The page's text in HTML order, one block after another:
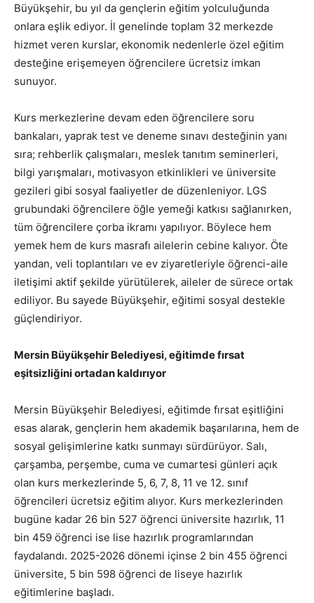
Büyükşehir, bu yıl da gençlerin eğitim yolculuğunda
onlara eşlik ediyor. İl genelinde toplam 32 merkezde
hizmet veren kurslar, ekonomik nedenlerle özel eğitim
desteğine erişemeyen öğrencilere ücretsiz imkan
sunuyor.
Kurs merkezlerine devam eden öğrencilere soru
bankaları, yaprak test ve deneme sınavı desteğinin yanı
sıra; rehberlik çalışmaları, meslek tanıtım seminerleri,
bilgi yarışmaları, motivasyon etkinlikleri ve üniversite
gezileri gibi sosyal faaliyetler de düzenleniyor. LGS
grubundaki öğrencilere öğle yemeği katkısı sağlanırken,
tüm öğrencilere çorba ikramı yapılıyor. Böylece hem
yemek hem de kurs masrafı ailelerin cebine kalıyor. Öte
yandan, veli toplantıları ve ev ziyaretleriyle öğrenci-aile
iletişimi aktif şekilde yürütülerek, aileler de sürece ortak
ediliyor. Bu sayede Büyükşehir, eğitimi sosyal destekle
güçlendiriyor.
Mersin Büyükşehir Belediyesi, eğitimde fırsat
eşitsizliğini ortadan kaldırıyor
Mersin Büyükşehir Belediyesi, eğitimde fırsat eşitliğini
esas alarak, gençlerin hem akademik başarılarına, hem de
sosyal gelişimlerine katkı sunmayı sürdürüyor. Salı,
çarşamba, perşembe, cuma ve cumartesi günleri açık
olan kurs merkezlerinde 5, 6, 7, 8, 11 ve 12. sınıf
öğrencileri ücretsiz eğitim alıyor. Kurs merkezlerinden
bugüne kadar 26 bin 527 öğrenci üniversite hazırlık, 11
bin 459 öğrenci ise lise hazırlık programlarından
faydalandı. 2025-2026 dönemi içinse 2 bin 455 öğrenci
üniversite, 5 bin 598 öğrenci de liseye hazırlık
eğitimlerine başladı.